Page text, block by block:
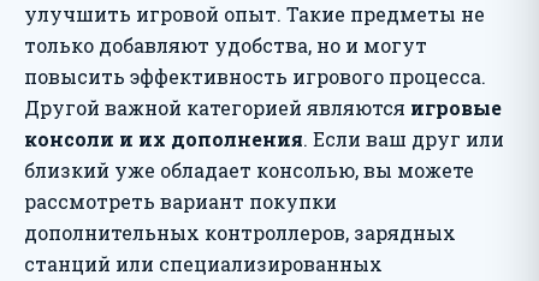
улучшить игровой опыт. Такие предметы не
только добавляют удобства, но и могут
повысить эффективность игрового процесса.
Другой важной категорией являются игровые
консоли и их дополнения. Если ваш друг или
близкий уже обладает консолью, вы можете
рассмотреть вариант покупки
дополнительных контроллеров, зарядных
станций или специализированных